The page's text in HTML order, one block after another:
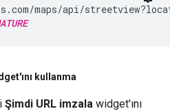
maps/api/
kullanma
Şimdi URL imzala widget'ını